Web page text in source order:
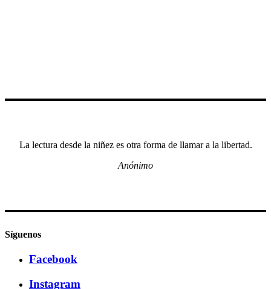
La lectura desde la niñez es otra forma de llamar a la libertad.
Anónimo
Síguenos
Facebook
Instagram